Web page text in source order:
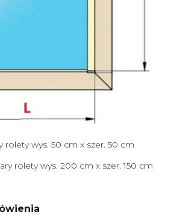
rolety wys. 50 cm x szer. 50 cm
rolety wys. 200 cm x szer. 150 cm